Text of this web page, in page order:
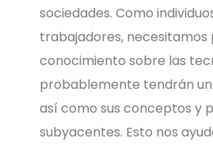
sociedades. Como
trabajadores, necesitamos
conocimiento sobre las
probablemente tendrán
así como sus conceptos y
subyacentes. Esto nos